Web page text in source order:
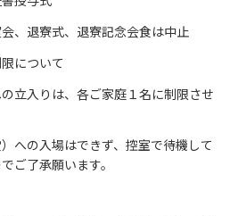
、退寮式、退寮記念会食は中止
について
立入りは、各ご家庭１名に制限させ
への入場はできず、控室で待機して
ご了承願います。